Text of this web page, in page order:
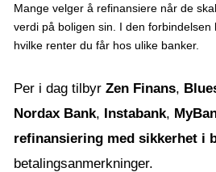
Mange velger å refinansiere når de
verdi på boligen sin. I den
hvilke renter du får hos ulike banker.
Per i dag tilbyr Zen Finans,
Nordax Bank, Instabank,
refinansiering med sikkerhet i
betalingsanmerkninger.